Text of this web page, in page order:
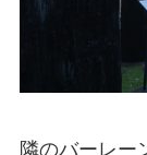
隣のバーレー